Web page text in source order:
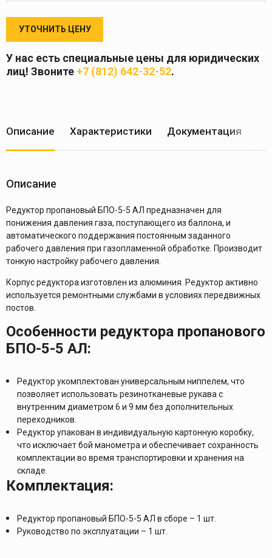
УТОЧНИТЬ ЦЕНУ
У нас есть специальные цены для юридических
лиц! Звоните +7 (812) 642-32-52.
Описание Характеристики Документация
Описание
Редуктор пропановый БПО-5-5 АЛ предназначен для
понижения давления газа, поступающего из баллона, и
автоматического поддержания постоянным заданного
рабочего давления при газопламенной обработке. Производит
тонкую настройку рабочего давления.
Корпус редуктора изготовлен из алюминия. Редуктор активно
используется ремонтными службами в условиях передвижных
постов.
Особенности редуктора пропанового
БПО-5-5 АЛ:
Редуктор укомплектован универсальным ниппелем, что
позволяет использовать резинотканевые рукава с
внутренним диаметром 6 и 9 мм без дополнительных
переходников.
Редуктор упакован в индивидуальную картонную коробку,
что исключает бой манометра и обеспечивает сохранность
комплектации во время транспортировки и хранения на
складе.
Комплектация:
Редуктор пропановый БПО-5-5 АЛ в сборе – 1 шт.
Руководство по эксплуатации – 1 шт.